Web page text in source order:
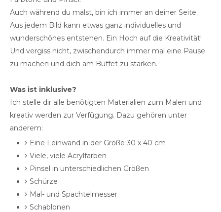
Auch während du malst, bin ich immer an deiner Seite.
Aus jedem Bild kann etwas ganz individuelles und
wunderschönes entstehen. Ein Hoch auf die Kreativität!
Und vergiss nicht, zwischendurch immer mal eine Pause
zu machen und dich am Buffet zu stärken.
Was ist inklusive?
Ich stelle dir alle benötigten Materialien zum Malen und
kreativ werden zur Verfügung. Dazu gehören unter
anderem:
Eine Leinwand in der Größe 30 x 40 cm
Viele, viele Acrylfarben
Pinsel in unterschiedlichen Größen
Schürze
Mal- und Spachtelmesser
Schablonen